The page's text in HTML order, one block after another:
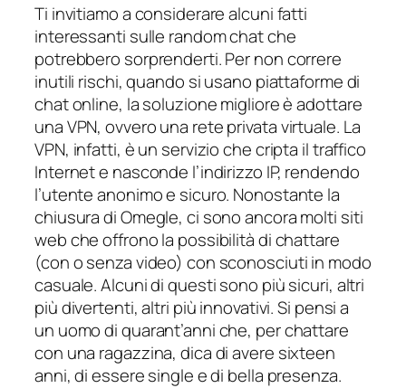
Ti invitiamo a considerare alcuni fatti
interessanti sulle random chat che
potrebbero sorprenderti. Per non correre
inutili rischi, quando si usano piattaforme di
chat online, la soluzione migliore è adottare
una VPN, ovvero una rete privata virtuale. La
VPN, infatti, è un servizio che cripta il traffico
Internet e nasconde l’indirizzo IP, rendendo
l’utente anonimo e sicuro. Nonostante la
chiusura di Omegle, ci sono ancora molti siti
web che offrono la possibilità di chattare
(con o senza video) con sconosciuti in modo
casuale. Alcuni di questi sono più sicuri, altri
più divertenti, altri più innovativi. Si pensi a
un uomo di quarant’anni che, per chattare
con una ragazzina, dica di avere sixteen
anni, di essere single e di bella presenza.